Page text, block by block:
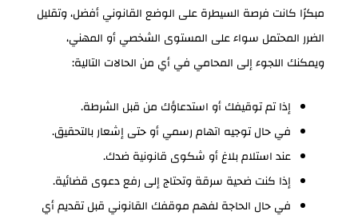
مبكرًا كانت فرصة السيطرة على الوضع القانوني أفضل، وتقليل
الضرر المحتمل سواء على المستوى الشخصي أو المهني،
ويمكنك اللجوء إلى المحامي في أي من الحالات التالية:
إذا تم توقيفك أو استدعاؤك من قبل الشرطة.
في حال توجيه اتهام رسمي أو حتى إشعار بالتحقيق.
عند استلام بلاغ أو شكوى قانونية ضدك.
إذا كنت ضحية سرقة وتحتاج إلى رفع دعوى قضائية.
في حال الحاجة لفهم موقفك القانوني قبل تقديم أي